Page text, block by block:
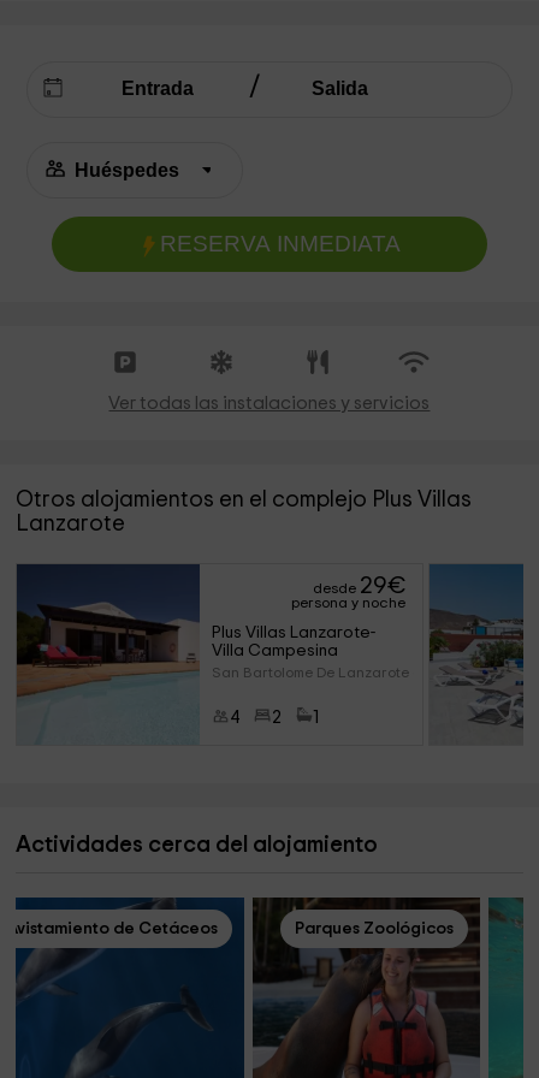
RESERVA INMEDIATA
Ver todas las instalaciones y servicios
Otros alojamientos en el complejo Plus Villas
Lanzarote
desde 29€
persona y noche
Plus Villas Lanzarote-
Villa Campesina
San Bartolome De Lanzarote (La
4 2
Actividades cerca del alojamiento
Avistamiento de Cetáceos Parques Zoológicos